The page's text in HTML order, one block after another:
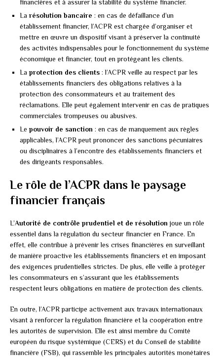
financières et à assurer la stabilité du système financier.
La résolution bancaire : en cas de défaillance d’un
établissement financier, l’ACPR est chargée d’organiser et
mettre en œuvre un dispositif visant à préserver la continuité
des activités indispensables pour le fonctionnement du système
économique et financier, tout en protégeant les clients.
La protection des clients : l’ACPR veille au respect par les
établissements financiers des obligations relatives à la
protection des consommateurs et au traitement des
réclamations. Elle peut également intervenir en cas de pratiques
commerciales trompeuses ou abusives.
Le pouvoir de sanction : en cas de manquement aux règles
applicables, l’ACPR peut prononcer des sanctions pécuniaires
ou disciplinaires à l’encontre des établissements financiers et
des dirigeants responsables.
Le rôle de l’ACPR dans le paysage
financier français
L’Autorité de contrôle prudentiel et de résolution joue un rôle
essentiel dans la régulation du secteur financier en France. En
effet, elle contribue à prévenir les crises financières en surveillant
de manière proactive les établissements financiers et en imposant
des exigences prudentielles strictes. De plus, elle veille à protéger
les consommateurs en s’assurant que les établissements
respectent leurs obligations en matière de protection des clients.
En outre, l’ACPR participe activement aux travaux internationaux
visant à renforcer la régulation financière et la coopération entre
les autorités de supervision. Elle est ainsi membre du Comité
européen du risque systémique (CERS) et du Conseil de stabilité
financière (FSB), qui rassemble les principales autorités monétaires